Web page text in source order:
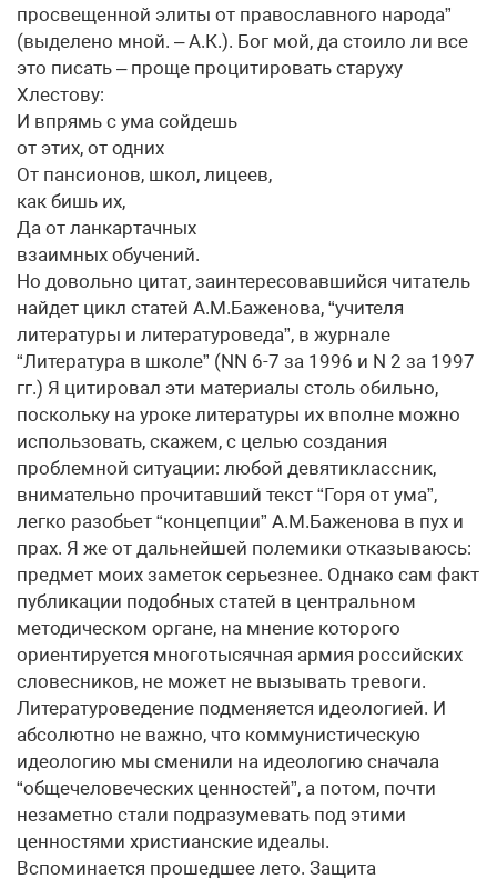
просвещенной элиты от православного народа”
(выделено мной. – А.К.). Бог мой, да стоило ли все
это писать – проще процитировать старуху
Хлестову:
И впрямь с ума сойдешь
от этих, от одних
От пансионов, школ, лицеев,
как бишь их,
Да от ланкартачных
взаимных обучений.
Но довольно цитат, заинтересовавшийся читатель
найдет цикл статей А.М.Баженова, “учителя
литературы и литературоведа”, в журнале
“Литература в школе” (NN 6-7 за 1996 и N 2 за 1997
гг.) Я цитировал эти материалы столь обильно,
поскольку на уроке литературы их вполне можно
использовать, скажем, с целью создания
проблемной ситуации: любой девятиклассник,
внимательно прочитавший текст “Горя от ума”,
легко разобьет “концепции” А.М.Баженова в пух и
прах. Я же от дальнейшей полемики отказываюсь:
предмет моих заметок серьезнее. Однако сам факт
публикации подобных статей в центральном
методическом органе, на мнение которого
ориентируется многотысячная армия российских
словесников, не может не вызывать тревоги.
Литературоведение подменяется идеологией. И
абсолютно не важно, что коммунистическую
идеологию мы сменили на идеологию сначала
“общечеловеческих ценностей”, а потом, почти
незаметно стали подразумевать под этими
ценностями христианские идеалы.
Вспоминается прошедшее лето. Защита